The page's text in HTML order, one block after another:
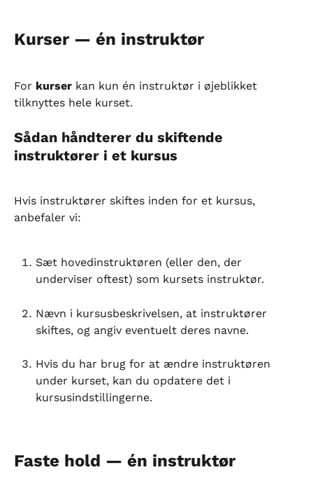
Kurser — én instruktør
For kurser kan kun én instruktør i øjeblikket
tilknyttes hele kurset.
Sådan håndterer du skiftende
instruktører i et kursus
Hvis instruktører skiftes inden for et kursus,
anbefaler vi:
Sæt hovedinstruktøren (eller den, der
underviser oftest) som kursets instruktør.
Nævn i kursusbeskrivelsen, at instruktører
skiftes, og angiv eventuelt deres navne.
Hvis du har brug for at ændre instruktøren
under kurset, kan du opdatere det i
kursusindstillingerne.
Faste hold — én instruktør